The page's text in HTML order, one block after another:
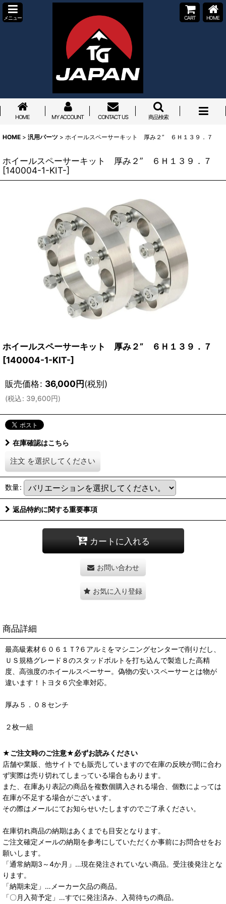
メニュー CART HOME
HOME MY ACCOUNT CONTACT US 商品検索
HOME > 汎用パーツ > ホイールスペーサーキット 厚み２” ６Ｈ１３９．７
ホイールスペーサーキット 厚み２” ６Ｈ１３９．７
[140004-1-KIT-]
ホイールスペーサーキット 厚み２” ６Ｈ１３９．７
[140004-1-KIT-]
販売価格: 36,000円(税別)
(税込: 39,600円)
在庫確認はこちら
注文 を選択してください
数量:
返品特約に関する重要事項
カートに入れる
お問い合わせ
お気に入り登録
商品詳細
最高級素材６０６１Ｔ?６アルミをマシニングセンターで削りだし、
ＵＳ規格グレード８のスタッドボルトを打ち込んで製造した高精
度、高強度のホイールスペーサー。偽物の安いスペーサーとは物が
違います！トヨタ６穴全車対応。
厚み５．０８センチ
２枚一組
★ご注文時のご注意★必ずお読みください
店舗や業販、他サイトでも販売していますので在庫の反映が間に合わ
ず実際は売り切れてしまっている場合もあります。
また、在庫あり表記の商品を複数個購入される場合、個数によっては
在庫が不足する場合がございます。
その際はメールにてお知らせいたしますのでご了承ください。
在庫切れ商品の納期はあくまでも目安となります。
ご注文確定メールの納期を参考にしていただくか事前にお問合せをお
願いします。
「通常納期3～4か月」…現在発注されていない商品。受注後発注とな
ります。
「納期未定」…メーカー欠品の商品。
「〇月入荷予定」…すでに発注済み、入荷待ちの商品。